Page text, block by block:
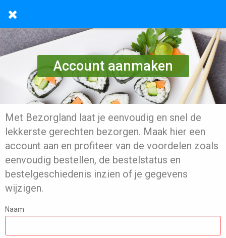
Account aanmaken
Met Bezorgland laat je eenvoudig en snel de
lekkerste gerechten bezorgen. Maak hier een
account aan en profiteer van de voordelen zoals
eenvoudig bestellen, de bestelstatus en
bestelgeschiedenis inzien of je gegevens
wijzigen.
Naam